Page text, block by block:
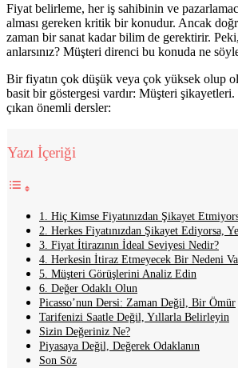
Fiyat belirleme, her iş sahibinin ve
alması gereken kritik bir konudur. Ancak
zaman bir sanat kadar bilim de gerektirir.
anlarsınız? Müşteri direnci bu konuda ne
Bir fiyatın çok düşük veya çok yüksek olup
basit bir göstergesi vardır: Müşteri
çıkan önemli dersler:
Yazı İçeriği
1. Hiç Kimse Fiyatınızdan Şikayet
2. Herkes Fiyatınızdan Şikayet Ediyorsa,
3. Fiyat İtirazının İdeal Seviyesi Nedir?
4. Herkesin İtiraz Etmeyecek Bir Nedeni
5. Müşteri Görüşlerini Analiz Edin
6. Değer Odaklı Olun
Picasso’nun Dersi: Zaman Değil, Bir Ömür
Tarifenizi Saatle Değil, Yıllarla Belirleyin
Sizin Değeriniz Ne?
Piyasaya Değil, Değerek Odaklanın
Son Söz